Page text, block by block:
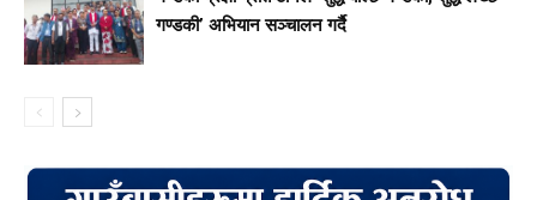
गण्डकी’ अभियान सञ्चालन गर्दै